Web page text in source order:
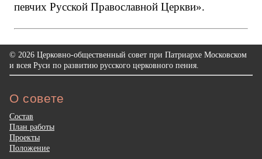
певчих Русской Православной Церкви».
© 2026 Церковно-общественный совет при Патриархе Московском
и всея Руси по развитию русского церковного пения.
О совете
Состав
План работы
Проекты
Положение